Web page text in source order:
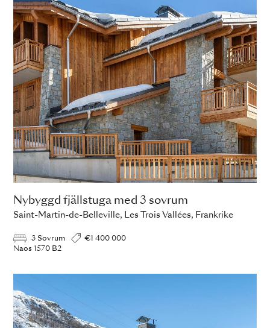
Nybyggd fjällstuga med 3 sovrum
Saint-Martin-de-Belleville, Les Trois Vallées, Frankrike
3 Sovrum
€1 400 000
Naos 1570 B2